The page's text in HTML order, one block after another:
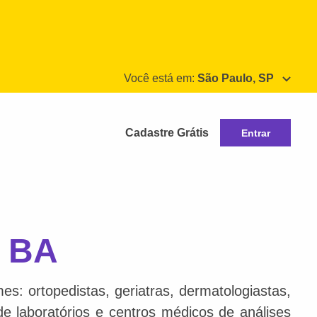
Você está em: São Paulo, SP
Cadastre Grátis Entrar
BA
ortopedistas, geriatras, dermatologiastas,
laboratórios e centros médicos de análises